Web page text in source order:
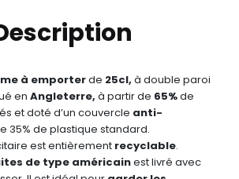
à emporterde 25cl, à double paroi
en Angleterre, à partir de 65%de
et doté d’un couvercle anti-
35% de plastique standard.
est entièrement recyclable.
de type américainest livré avec